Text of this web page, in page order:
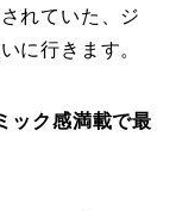
れていた、ジ
に行きます。
ック感満載で最